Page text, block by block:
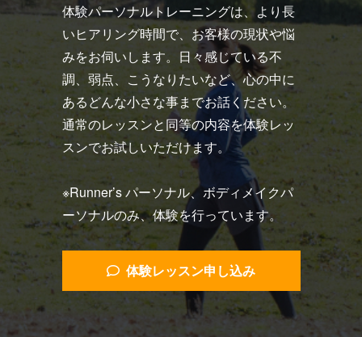
体験パーソナルトレーニングは、より長
いヒアリング時間で、お客様の現状や悩
みをお伺いします。日々感じている不
調、弱点、こうなりたいなど、心の中に
あるどんな小さな事までお話ください。
通常のレッスンと同等の内容を体験レッ
スンでお試しいただけます。
※Runner’s パーソナル、ボディメイクパ
ーソナルのみ、体験を行っています。
体験レッスン申し込み